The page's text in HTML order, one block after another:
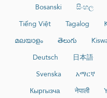
Bosanski
සිංහල
Tiếng Việt
Tagalog
മലയാളം
తెలుగు
Deutsch
日本語
Svenska
አማርኛ
Кыргызча
नेपाली